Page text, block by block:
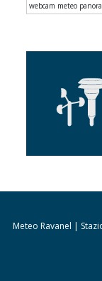
webcam meteo
Meteo Ravanel |